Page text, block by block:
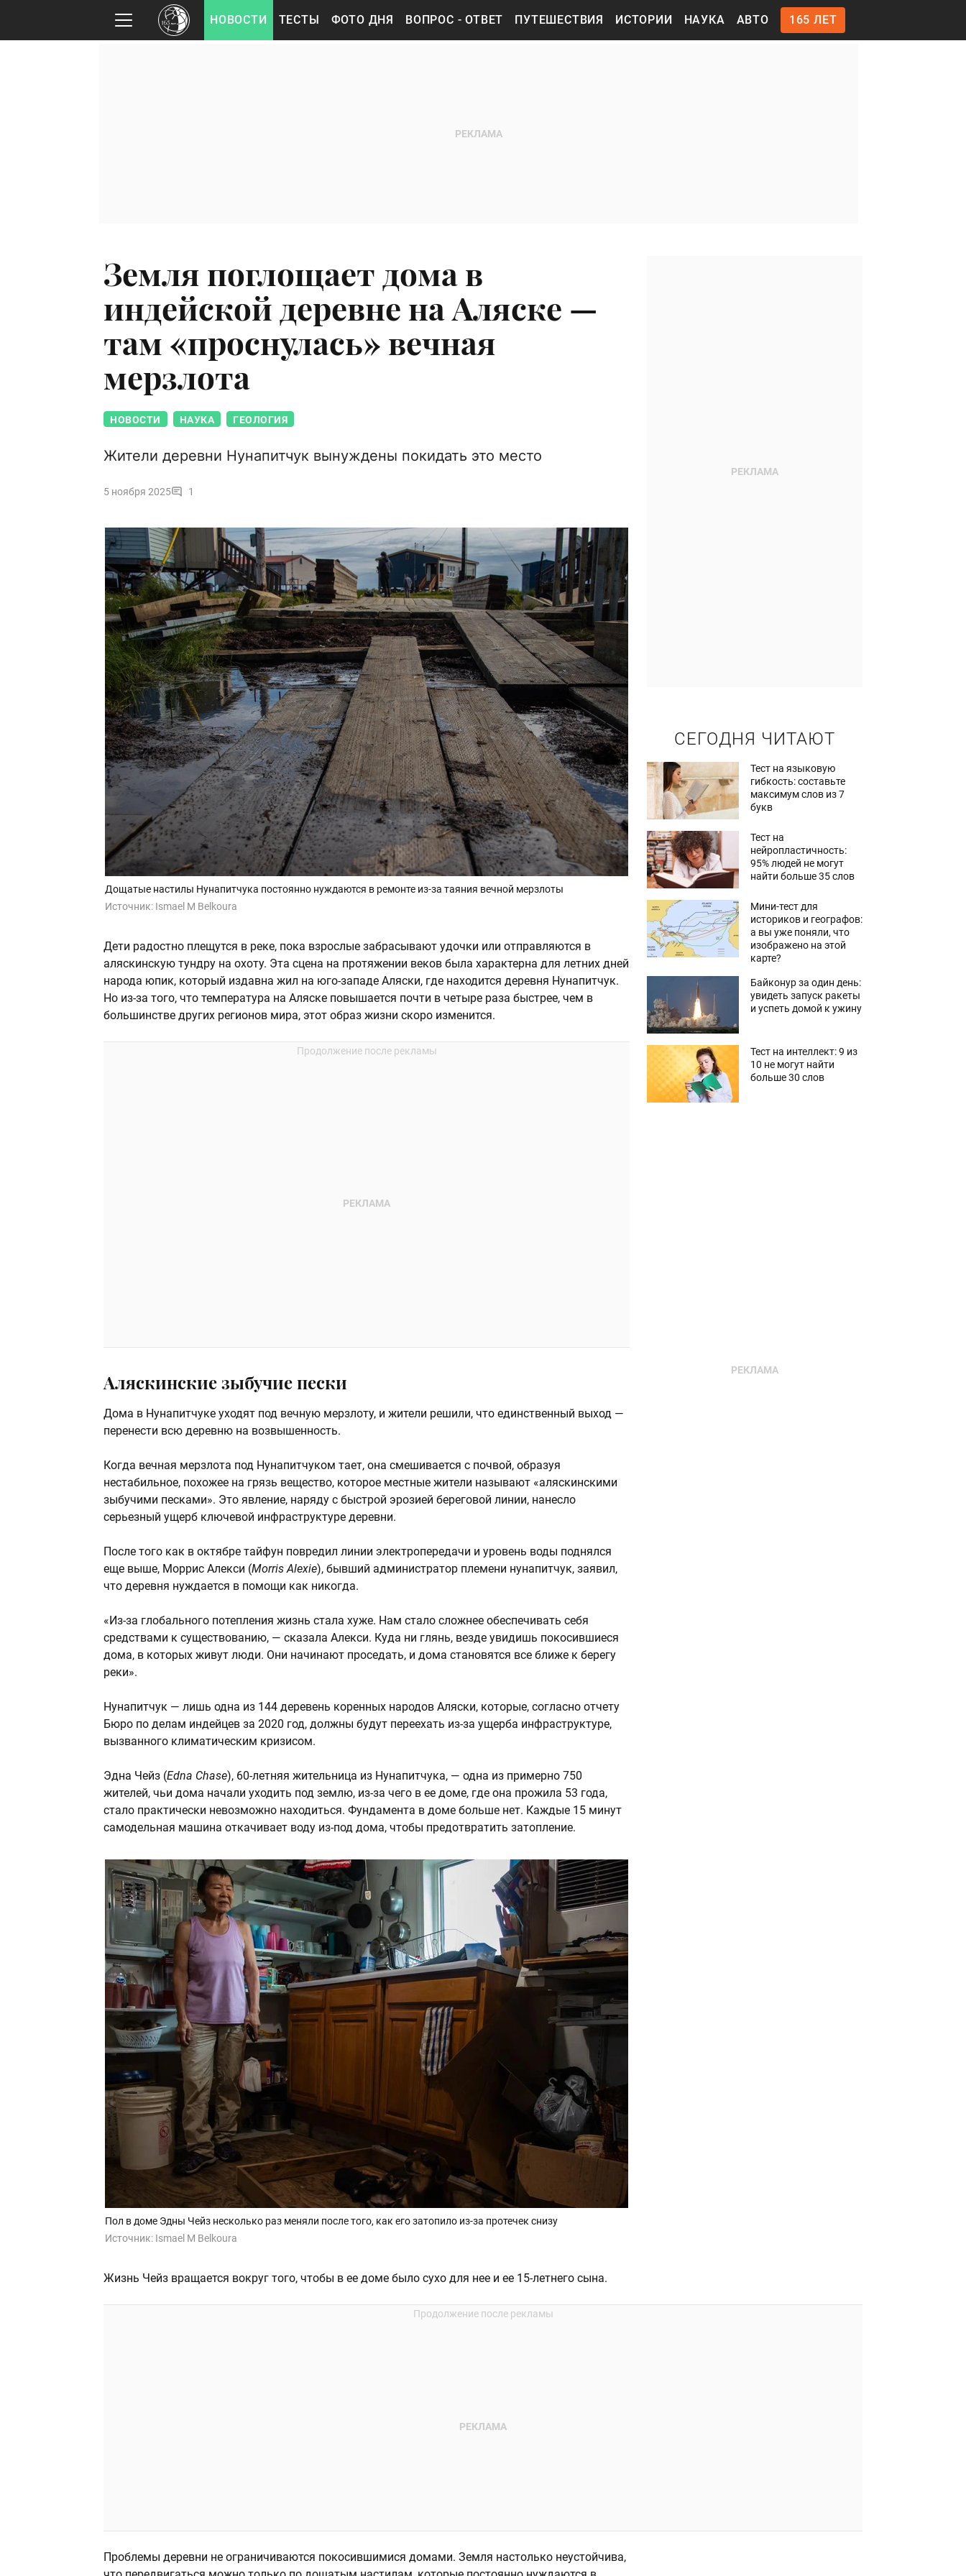
НОВОСТИ ТЕСТЫ ФОТО ДНЯ ВОПРОС - ОТВЕТ ПУТЕШЕСТВИЯ ИСТОРИИ НАУКА АВТО 165 ЛЕТ
Земля поглощает дома в
индейской деревне на Аляске —
там «проснулась» вечная
мерзлота
НОВОСТИ НАУКА ГЕОЛОГИЯ
Жители деревни Нунапитчук вынуждены покидать это место
5 ноября 2025 1
Дощатые настилы Нунапитчука постоянно нуждаются в ремонте из-за таяния вечной мерзлоты
Источник: Ismael M Belkoura
Дети радостно плещутся в реке, пока взрослые забрасывают удочки или отправляются в
аляскинскую тундру на охоту. Эта сцена на протяжении веков была характерна для летних дней
народа юпик, который издавна жил на юго-западе Аляски, где находится деревня Нунапитчук.
Но из-за того, что температура на Аляске повышается почти в четыре раза быстрее, чем в
большинстве других регионов мира, этот образ жизни скоро изменится.
Аляскинские зыбучие пески
Дома в Нунапитчуке уходят под вечную мерзлоту, и жители решили, что единственный выход —
перенести всю деревню на возвышенность.
Когда вечная мерзлота под Нунапитчуком тает, она смешивается с почвой, образуя
нестабильное, похожее на грязь вещество, которое местные жители называют «аляскинскими
зыбучими песками». Это явление, наряду с быстрой эрозией береговой линии, нанесло
серьезный ущерб ключевой инфраструктуре деревни.
После того как в октябре тайфун повредил линии электропередачи и уровень воды поднялся
еще выше, Моррис Алекси (Morris Alexie), бывший администратор племени нунапитчук, заявил,
что деревня нуждается в помощи как никогда.
«Из-за глобального потепления жизнь стала хуже. Нам стало сложнее обеспечивать себя
средствами к существованию, — сказала Алекси. Куда ни глянь, везде увидишь покосившиеся
дома, в которых живут люди. Они начинают проседать, и дома становятся все ближе к берегу
реки».
Нунапитчук — лишь одна из 144 деревень коренных народов Аляски, которые, согласно отчету
Бюро по делам индейцев за 2020 год, должны будут переехать из-за ущерба инфраструктуре,
вызванного климатическим кризисом.
Эдна Чейз (Edna Chase), 60-летняя жительница из Нунапитчука, — одна из примерно 750
жителей, чьи дома начали уходить под землю, из-за чего в ее доме, где она прожила 53 года,
стало практически невозможно находиться. Фундамента в доме больше нет. Каждые 15 минут
самодельная машина откачивает воду из-под дома, чтобы предотвратить затопление.
Пол в доме Эдны Чейз несколько раз меняли после того, как его затопило из-за протечек снизу
Источник: Ismael M Belkoura
Жизнь Чейз вращается вокруг того, чтобы в ее доме было сухо для нее и ее 15-летнего сына.
Проблемы деревни не ограничиваются покосившимися домами. Земля настолько неустойчива,
СЕГОДНЯ ЧИТАЮТ
Тест на языковую
гибкость: составьте
максимум слов из 7
букв
Тест на
нейропластичность:
95% людей не могут
найти больше 35 слов
Мини-тест для
историков и географов:
а вы уже поняли, что
изображено на этой
карте?
Байконур за один день:
увидеть запуск ракеты
и успеть домой к ужину
Тест на интеллект: 9 из
10 не могут найти
больше 30 слов